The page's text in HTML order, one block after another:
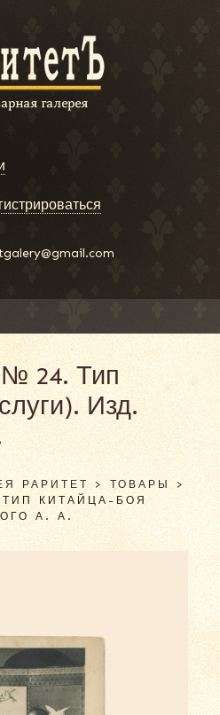
№ 24. Тип
Изд.
РАРИТЕТ >ТОВАРЫ >
КИТАЙЦА-БОЯ
А. А.